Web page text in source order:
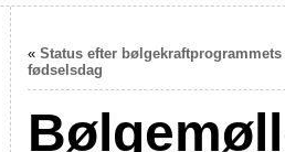
« Status efter bølgekraftprogrammets
fødselsdag